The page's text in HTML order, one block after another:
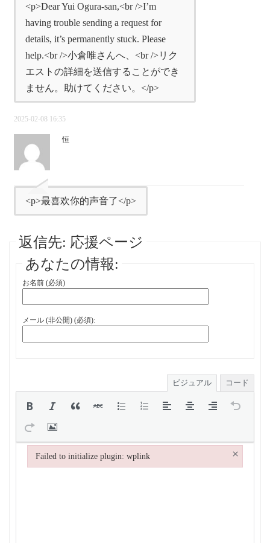
<p>Dear Yui Ogura-san,<br />I’m
having trouble sending a request for
details, it’s permanently stuck. Please
help.<br />小倉唯さんへ、<br />リク
エストの詳細を送信することができ
ません。助けてください。</p>
2025-02-08 16:35
恒
<p>最喜欢你的声音了</p>
返信先: 応援ページ
あなたの情報:
お名前 (必須)
メール (非公開) (必須):
ビジュアル コード
Failed to initialize plugin: wplink ×
Failed to initialize plugin: wplink